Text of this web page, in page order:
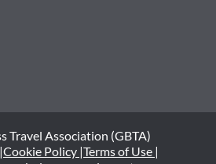
Travel Association (GBTA)
Cookie Policy |Terms of Use |